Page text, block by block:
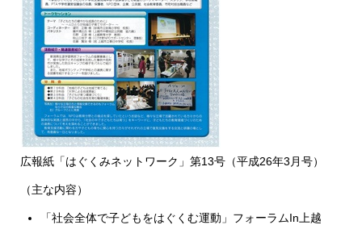
広報紙「はぐくみネットワーク」第13号（平成26年3月号）
（主な内容）
「社会全体で子どもをはぐくむ運動」フォーラムIn上越